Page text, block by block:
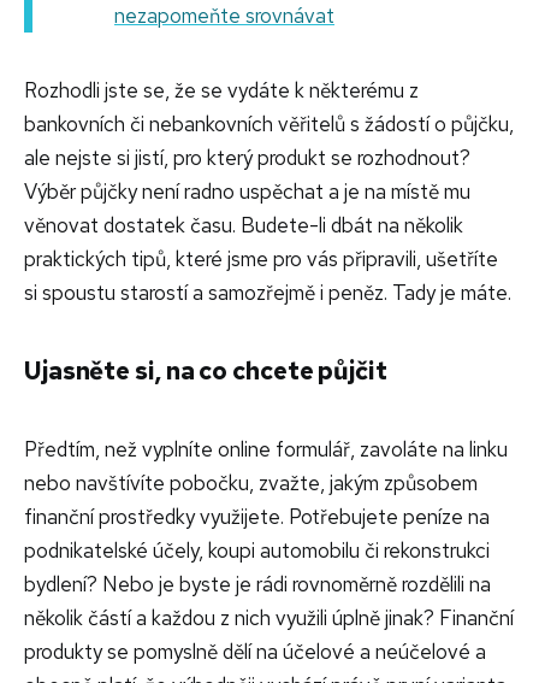
nezapomeňte srovnávat
Rozhodli jste se, že se vydáte k některému z
bankovních či nebankovních věřitelů s žádostí o půjčku,
ale nejste si jistí, pro který produkt se rozhodnout?
Výběr půjčky není radno uspěchat a je na místě mu
věnovat dostatek času. Budete-li dbát na několik
praktických tipů, které jsme pro vás připravili, ušetříte
si spoustu starostí a samozřejmě i peněz. Tady je máte.
Ujasněte si, na co chcete půjčit
Předtím, než vyplníte online formulář, zavoláte na linku
nebo navštívíte pobočku, zvažte, jakým způsobem
finanční prostředky využijete. Potřebujete peníze na
podnikatelské účely, koupi automobilu či rekonstrukci
bydlení? Nebo je byste je rádi rovnoměrně rozdělili na
několik částí a každou z nich využili úplně jinak? Finanční
produkty se pomyslně dělí na účelové a neúčelové a